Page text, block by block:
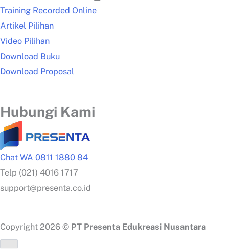
Training Recorded Online
Artikel Pilihan
Video Pilihan
Download Buku
Download Proposal
Hubungi Kami
Chat WA 0811 1880 84
Telp (021) 4016 1717
support@presenta.co.id
Copyright 2026 © PT Presenta Edukreasi Nusantara